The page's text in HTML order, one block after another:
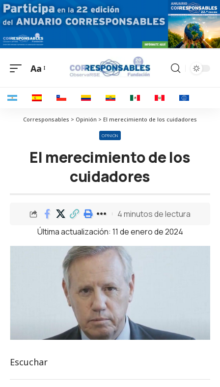
Aa
Corresponsables > Opinión > El merecimiento de los cuidadores
OPINIÓN
El merecimiento de los
cuidadores
Última actualización: 11 de enero de 2024
4 minutos de lectura
Escuchar